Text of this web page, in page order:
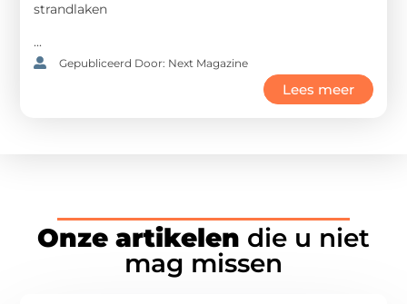
strandlaken
...
Gepubliceerd Door: Next Magazine
Lees meer
Onze artikelen die u niet
mag missen